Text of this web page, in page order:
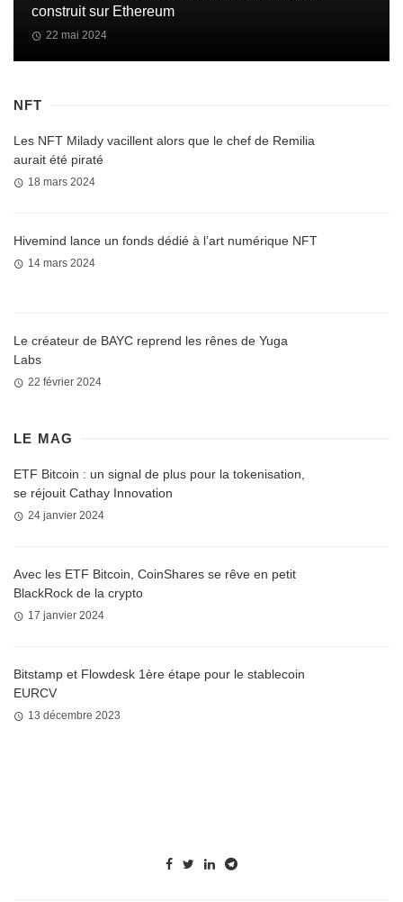
construit sur Ethereum
22 mai 2024
NFT
Les NFT Milady vacillent alors que le chef de Remilia
aurait été piraté
18 mars 2024
Hivemind lance un fonds dédié à l’art numérique NFT
14 mars 2024
Le créateur de BAYC reprend les rênes de Yuga
Labs
22 février 2024
LE MAG
ETF Bitcoin : un signal de plus pour la tokenisation,
se réjouit Cathay Innovation
24 janvier 2024
Avec les ETF Bitcoin, CoinShares se rêve en petit
BlackRock de la crypto
17 janvier 2024
Bitstamp et Flowdesk 1ère étape pour le stablecoin
EURCV
13 décembre 2023